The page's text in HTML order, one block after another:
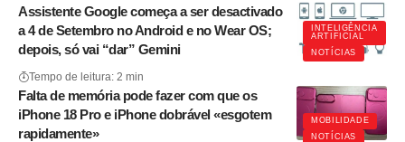
INTELIGÊNCIA
ARTIFICIAL
NOTÍCIAS
Assistente Google começa a ser desactivado
a 4 de Setembro no Android e no Wear OS;
depois, só vai “dar” Gemini
Tempo de leitura: 2 min
MOBILIDADE
NOTÍCIAS
Falta de memória pode fazer com que os
iPhone 18 Pro e iPhone dobrável «esgotem
rapidamente»